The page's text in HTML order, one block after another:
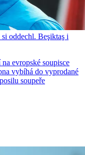
oddechl. Beşiktaş i
evropské soupisce
vybíhá do vyprodané
soupeře